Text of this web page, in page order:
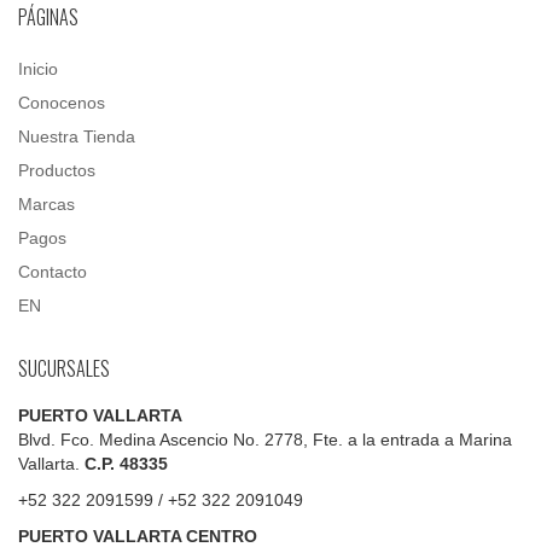
PÁGINAS
Inicio
Conocenos
Nuestra Tienda
Productos
Marcas
Pagos
Contacto
EN
SUCURSALES
PUERTO VALLARTA
Blvd. Fco. Medina Ascencio No. 2778, Fte. a la entrada a Marina
Vallarta. C.P. 48335
+52 322 2091599 / +52 322 2091049
PUERTO VALLARTA CENTRO